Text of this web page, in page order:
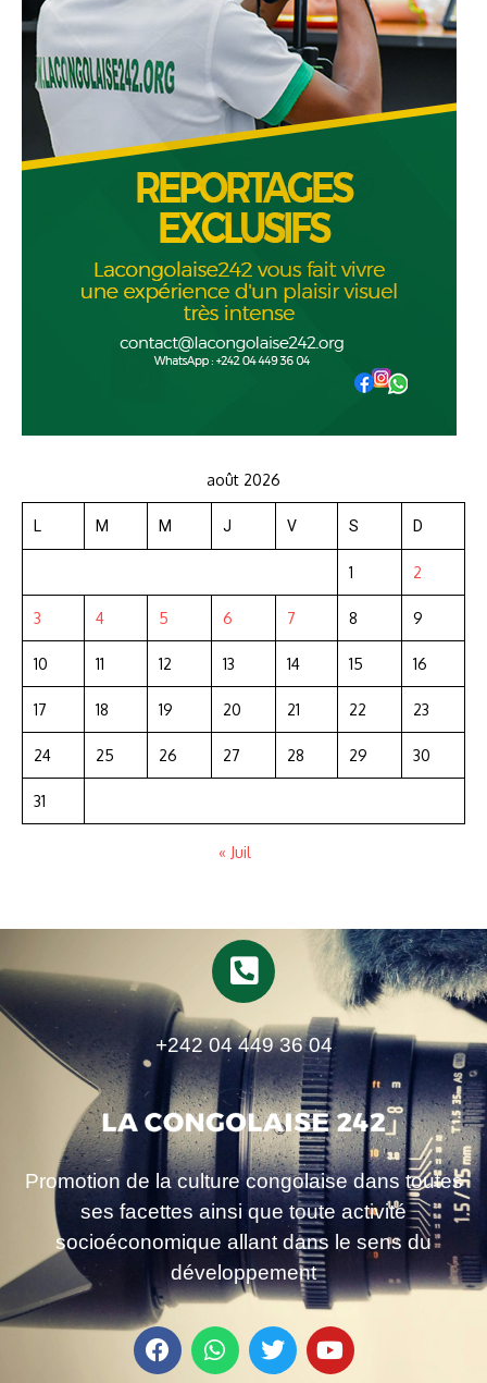
août 2026
L M M J V S D
1 2
3 4 5 6 7 8 9
10 11 12 13 14 15 16
17 18 19 20 21 22 23
24 25 26 27 28 29 30
31
« Juil
+242 04 449 36 04
Promotion de la culture congolaise dans toutes
ses facettes ainsi que toute activité
socioéconomique allant dans le sens du
développement